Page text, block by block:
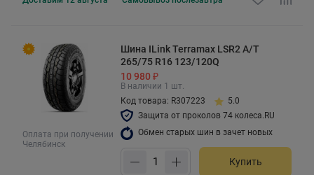
Оплата при получении
Челябинск
Шина ILink Terramax LSR2 A/T
265/75 R16 123/120Q
10 980 ₽
В наличии 1 шт.
Код товара: R307223
5.0
Защита от проколов 74 колеса.RU
Обмен старых шин в зачет новых
Купить